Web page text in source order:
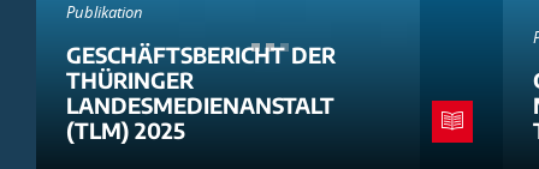
Publikation
GESCHÄFTSBERICHT DER
THÜRINGER
LANDESMEDIENANSTALT
(TLM) 2025